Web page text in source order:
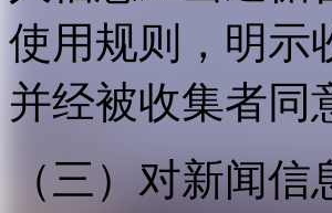
使用规则，明示
并经被收集者同
（三）对新闻